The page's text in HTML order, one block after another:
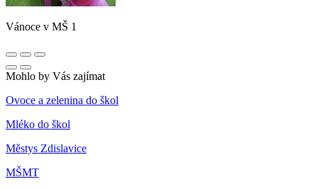
Vánoce v MŠ 1
Mohlo by Vás zajímat
Ovoce a zelenina do škol
Mléko do škol
Městys Zdislavice
MŠMT